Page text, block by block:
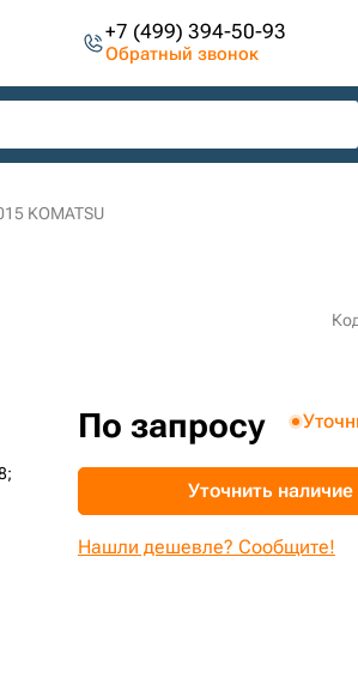
+7 (499) 394-50-93
Обратный звонок
KOMATSU
По запросу
Уточнить наличие
Нашли дешевле? Сообщите!